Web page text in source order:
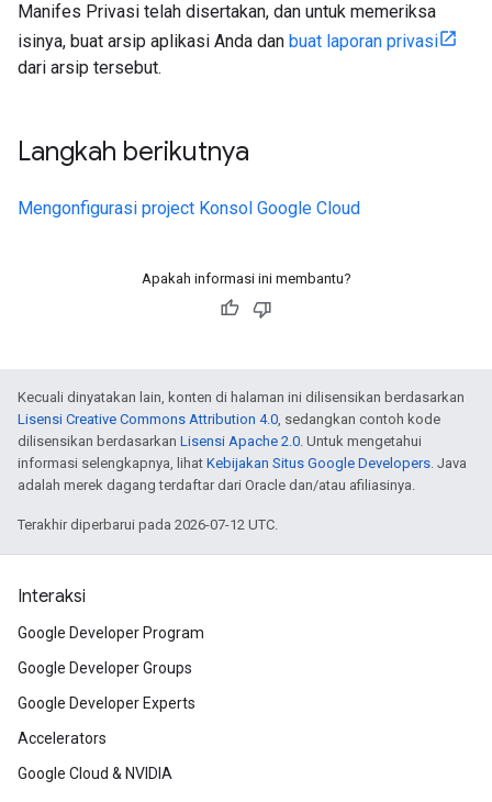
Manifes Privasi telah disertakan, dan untuk memeriksa
isinya, buat arsip aplikasi Anda dan buat laporan privasi
dari arsip tersebut.
Langkah berikutnya
Mengonfigurasi project Konsol Google Cloud
Apakah informasi ini membantu?
Kecuali dinyatakan lain, konten di halaman ini dilisensikan berdasarkan
Lisensi Creative Commons Attribution 4.0, sedangkan contoh kode
dilisensikan berdasarkan Lisensi Apache 2.0. Untuk mengetahui
informasi selengkapnya, lihat Kebijakan Situs Google Developers. Java
adalah merek dagang terdaftar dari Oracle dan/atau afiliasinya.
Terakhir diperbarui pada 2026-07-12 UTC.
Interaksi
Google Developer Program
Google Developer Groups
Google Developer Experts
Accelerators
Google Cloud & NVIDIA